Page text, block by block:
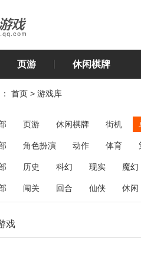
页游 休闲棋牌
首页 > 游戏库
页游 休闲棋牌 街机
角色扮演 动作 体育
恋爱 第三人称射击 棋类
历史 科幻 现实 魔幻
闯关 回合 仙侠 休闲
戏